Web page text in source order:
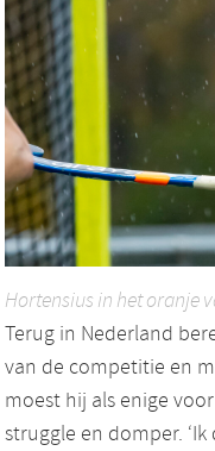
Hortensius in het oranje
Terug in Nederland
van de competitie en
moest hij als enige
struggle en domper.